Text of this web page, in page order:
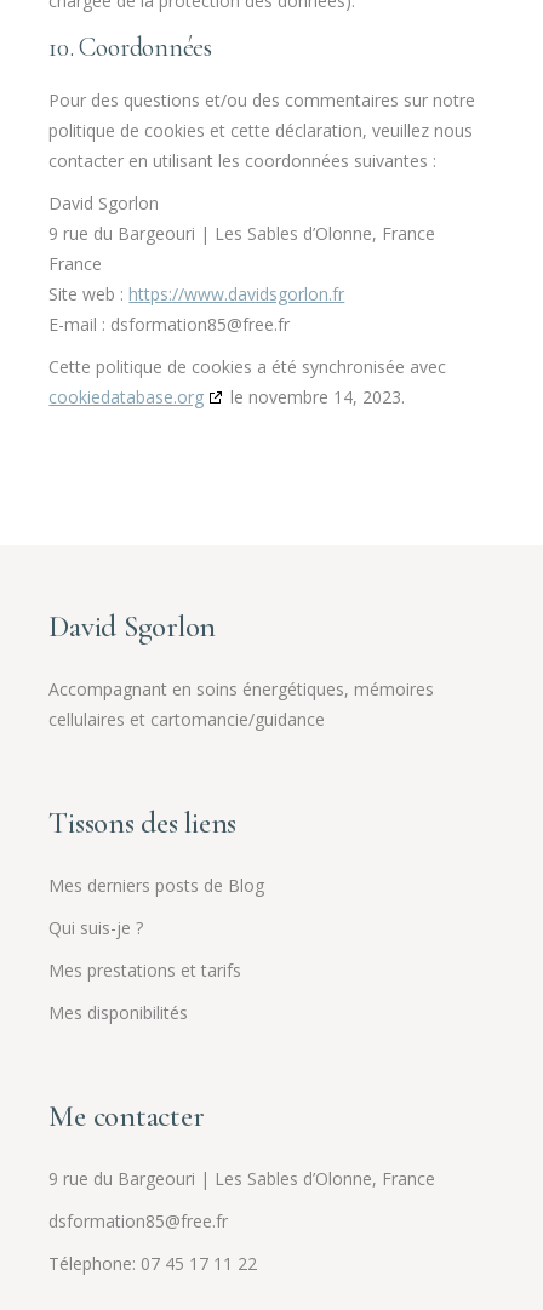
10. Coordonnées
Pour des questions et/ou des commentaires sur notre
politique de cookies et cette déclaration, veuillez nous
contacter en utilisant les coordonnées suivantes :
David Sgorlon
9 rue du Bargeouri | Les Sables d’Olonne, France
France
Site web : https://www.davidsgorlon.fr
E-mail : dsformation85@free.fr
Cette politique de cookies a été synchronisée avec
cookiedatabase.org
le novembre 14, 2023.
David Sgorlon
Accompagnant en soins énergétiques, mémoires
cellulaires et cartomancie/guidance
Tissons des liens
Mes derniers posts de Blog
Qui suis-je ?
Mes prestations et tarifs
Mes disponibilités
Me contacter
9 rue du Bargeouri | Les Sables d’Olonne, France
dsformation85@free.fr
Télephone: 07 45 17 11 22